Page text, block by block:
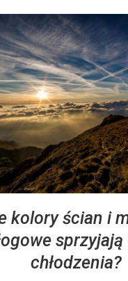
kolory ścian i
chłodzenia?